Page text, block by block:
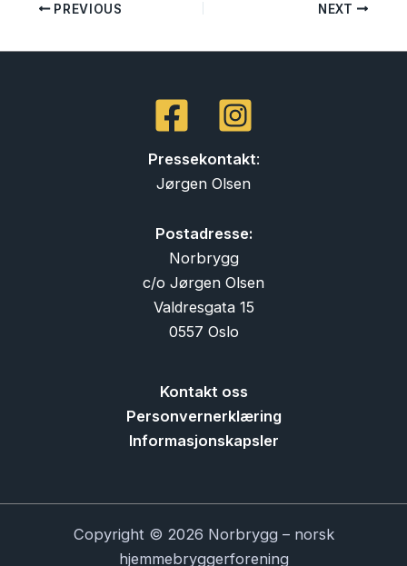
PREVIOUS NEXT
Pressekontakt:
Jørgen Olsen
Postadresse:
Norbrygg
c/o Jørgen Olsen
Valdresgata 15
0557 Oslo
Kontakt oss
Personvernerklæring
Informasjonskapsler
Copyright © 2026 Norbrygg – norsk
hjemmebryggerforening